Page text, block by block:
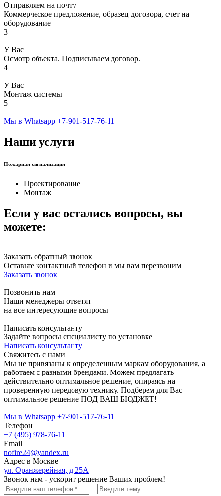
Отправляем на почту
Коммерческое предложение, образец договора, счет на
оборудование
3
У Вас
Осмотр объекта. Подписываем договор.
4
У Вас
Монтаж системы
5
Мы в Whatsapp +7-901-517-76-11
Наши услуги
Пожарная сигнализация
Проектирование
Монтаж
Если у вас остались вопросы, вы
можете:
Заказать обратный звонок
Оставьте контактный телефон и мы вам перезвоним
Заказать звонок
Позвонить нам
Наши менеджеры ответят
на все интересующие вопросы
Написать консультанту
Задайте вопросы специалисту по установке
Написать консультанту
Свяжитесь с нами
Мы не привязаны к определенным маркам оборудования, а
работаем с разными брендами. Можем предлагать
действительно оптимальное решение, опираясь на
проверенную передовую технику. Подберем для Вас
оптимальное решение ПОД ВАШ БЮДЖЕТ!
Мы в Whatsapp +7-901-517-76-11
Телефон
+7 (495) 978-76-11
Email
nofire24@yandex.ru
Адрес в Москве
ул. Оранжерейная, д.25А
Звонок нам - ускорит решение Ваших проблем!